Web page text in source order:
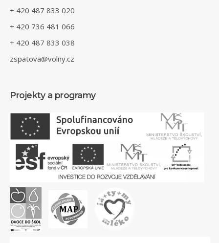
+ 420 487 833 020
+ 420 736 481 066
+ 420 487 833 038
zspatova@volny.cz
Projekty a programy